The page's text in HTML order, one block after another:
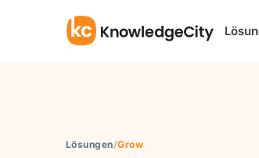
Lösungen/Grow